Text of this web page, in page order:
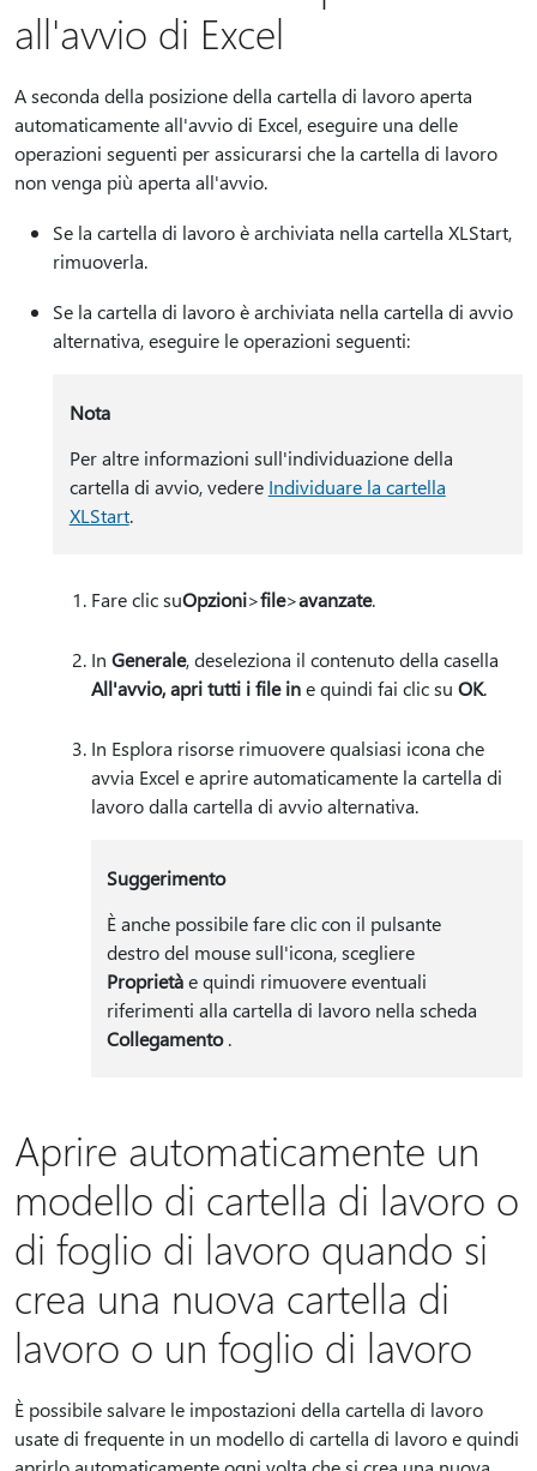
all'avvio di Excel
A seconda della posizione della cartella di lavoro aperta
automaticamente all'avvio di Excel, eseguire una delle
operazioni seguenti per assicurarsi che la cartella di lavoro
non venga più aperta all'avvio.
Se la cartella di lavoro è archiviata nella cartella XLStart,
rimuoverla.
Se la cartella di lavoro è archiviata nella cartella di avvio
alternativa, eseguire le operazioni seguenti:
Nota
Per altre informazioni sull'individuazione della
cartella di avvio, vedere Individuare la cartella
XLStart.
Fare clic suOpzioni>file>avanzate.
In Generale, deseleziona il contenuto della casella
All'avvio, apri tutti i file ine quindi fai clic su OK.
In Esplora risorse rimuovere qualsiasi icona che
avvia Excel e aprire automaticamente la cartella di
lavoro dalla cartella di avvio alternativa.
Suggerimento
È anche possibile fare clic con il pulsante
destro del mouse sull'icona, scegliere
Proprietàe quindi rimuovere eventuali
riferimenti alla cartella di lavoro nella scheda
Collegamento.
Aprire automaticamente un
modello di cartella di lavoro o
di foglio di lavoro quando si
crea una nuova cartella di
lavoro o un foglio di lavoro
È possibile salvare le impostazioni della cartella di lavoro
usate di frequente in un modello di cartella di lavoro e quindi